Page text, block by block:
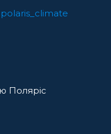
polaris_climate
Поляріс